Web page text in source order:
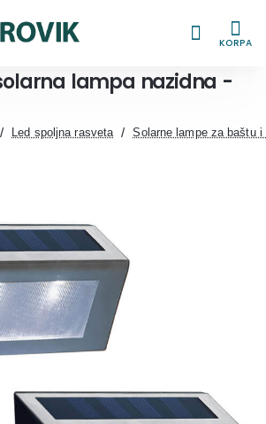
KORPA
lampa nazidna -
Led spoljna rasveta Solarne lampe za baštu i